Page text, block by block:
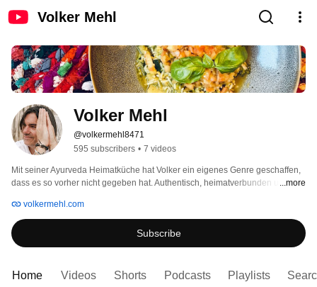
Volker Mehl
Volker Mehl
@volkermehl8471
595 subscribers • 7 videos
Mit seiner Ayurveda Heimatküche hat Volker ein eigenes Genre geschaffen,
dass es so vorher nicht gegeben hat. Authentisch, heimatverbunden und
besten, wie Volker Ayurveda lebt und in mittlerweile 13 Büchern und
hunderten von Kochkursen an tausende von Menschen vermittelt hat.
...more
volkermehl.com
Subscribe
Home Videos Shorts Podcasts Playlists